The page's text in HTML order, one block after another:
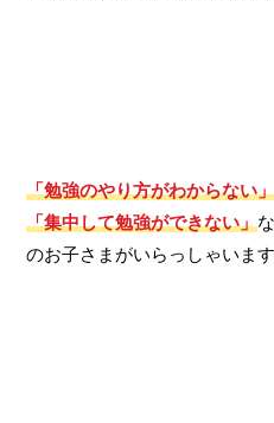
「勉強のやり方がわからない
「集中して勉強ができない」
のお子さまがいらっしゃいます